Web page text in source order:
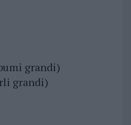
grandi)
grandi)